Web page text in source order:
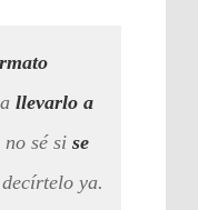
llevarlo a
sé si se
ya.